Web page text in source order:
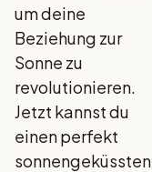
um deine
Beziehung zur
Sonne zu
revolutionieren.
Jetzt kannst du
einen perfekt
sonnengeküssten